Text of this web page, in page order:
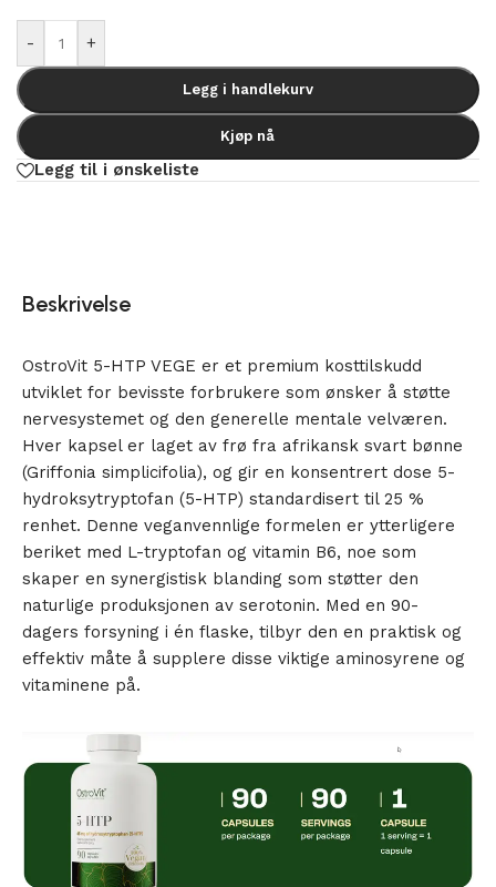
- +
Legg i handlekurv
Kjøp nå
Alternative:
Legg til i ønskeliste
Beskrivelse
OstroVit 5-HTP VEGE er et premium kosttilskudd
utviklet for bevisste forbrukere som ønsker å støtte
nervesystemet og den generelle mentale velværen.
Hver kapsel er laget av frø fra afrikansk svart bønne
(Griffonia simplicifolia), og gir en konsentrert dose 5-
hydroksytryptofan (5-HTP) standardisert til 25 %
renhet. Denne veganvennlige formelen er ytterligere
beriket med L-tryptofan og vitamin B6, noe som
skaper en synergistisk blanding som støtter den
naturlige produksjonen av serotonin. Med en 90-
dagers forsyning i én flaske, tilbyr den en praktisk og
effektiv måte å supplere disse viktige aminosyrene og
vitaminene på.